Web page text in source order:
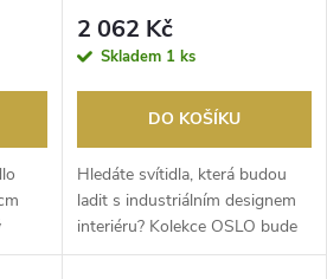
2 062 Kč
Skladem 1 ks
DO KOŠÍKU
Hledáte svítidla, která budou
ladit s industriálním designem
interiéru? Kolekce OSLO bude
hitem! Ne...